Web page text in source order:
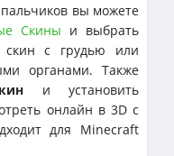
вы можете
Скины и выбрать
скин с грудью или
органами. Также
и установить
онлайн в 3D с
для Minecraft